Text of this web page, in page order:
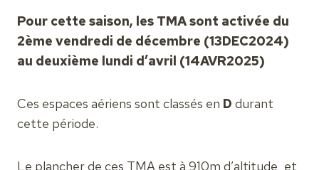
Pour cette saison, les TMA sont activée du
2ème vendredi de décembre (13DEC2024)
au deuxième lundi d’avril (14AVR2025)
Ces espaces aériens sont classés en D durant
cette période.
Le plancher de ces TMA est à 910m d’altitude, et